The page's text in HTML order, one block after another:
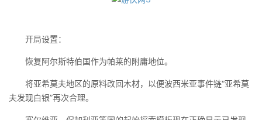
开局设置：
恢复阿尔斯特伯国作为帕莱的附庸地位。
将亚希莫夫地区的原料改回木材，以便波西米亚事件链“亚希莫
夫发现白银”再次合理。